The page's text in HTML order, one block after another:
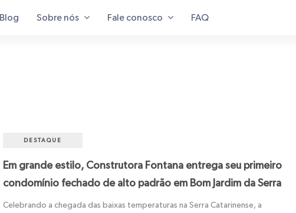
Blog Sobre nós Fale conosco FAQ
DESTAQUE
Em grande estilo, Construtora Fontana entrega seu primeiro
condomínio fechado de alto padrão em Bom Jardim da Serra
Celebrando a chegada das baixas temperaturas na Serra Catarinense, a